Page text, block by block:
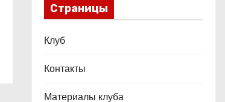
Страницы
Клуб
Контакты
Материалы клуба